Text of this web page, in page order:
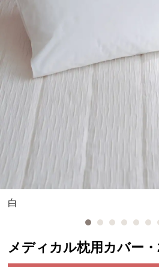
白
メディカル枕用カバー・